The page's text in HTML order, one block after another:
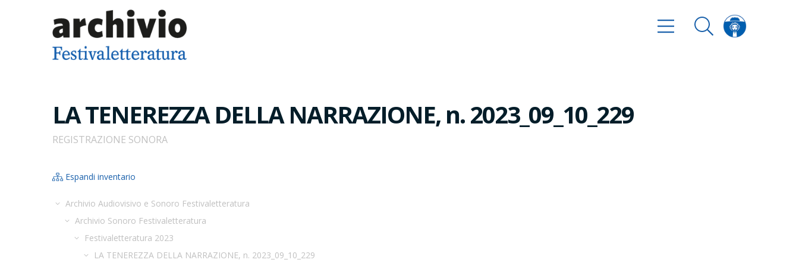
LA TENEREZZA DELLA NARRAZIONE, n. 2023_09_10_229
REGISTRAZIONE SONORA
Espandi inventario
Archivio Audiovisivo e Sonoro Festivaletteratura
Archivio Sonoro Festivaletteratura
Festivaletteratura 2023
LA TENEREZZA DELLA NARRAZIONE, n. 2023_09_10_229